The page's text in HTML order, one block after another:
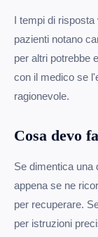
I tempi di
pazienti notano
per altri potrebbe
con il medico se
ragionevole.
Cosa devo
Se dimentica
appena se ne
per recuperare.
per istruzioni